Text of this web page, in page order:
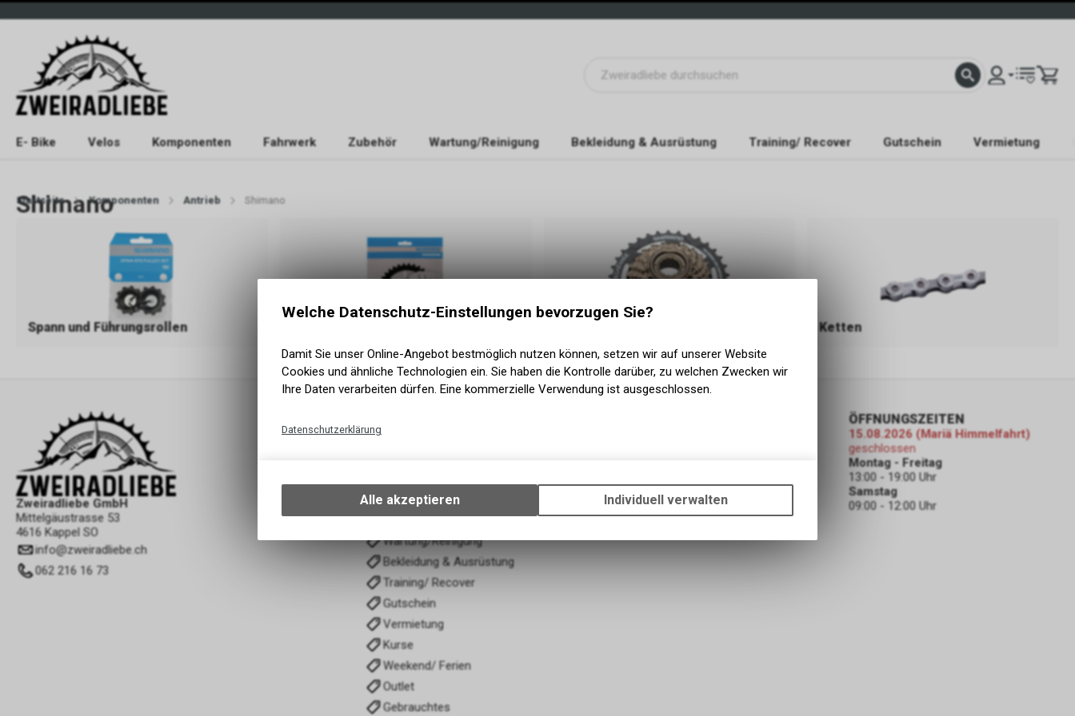
E- Bike Velos Komponenten Fahrwerk Zubehör Wartung/Reinigung Bekleidung & Ausrüstung Training/ Recover Gutschein Vermietung
Startseite Komponenten Antrieb Shimano
Shimano
Spann und Führungsrollen Ketten
Zweiradliebe GmbH
Mittelgäustrasse 53
4616 Kappel SO
info@zweiradliebe.ch
062 216 16 73
Fahrwerk
Zubehör
Wartung/Reinigung
Bekleidung & Ausrüstung
Training/ Recover
Gutschein
Vermietung
Kurse
Weekend/ Ferien
Outlet
Gebrauchtes
ÖFFNUNGSZEITEN
15.08.2026 (Mariä Himmelfahrt)
geschlossen
Montag - Freitag
13:00 - 19:00 Uhr
Samstag
09:00 - 12:00 Uhr
Welche Datenschutz-Einstellungen bevorzugen Sie?
Damit Sie unser Online-Angebot bestmöglich nutzen können, setzen wir auf unserer Website
Cookies und ähnliche Technologien ein. Sie haben die Kontrolle darüber, zu welchen Zwecken wir
Ihre Daten verarbeiten dürfen. Eine kommerzielle Verwendung ist ausgeschlossen.
Datenschutzerklärung
Ihrem Gerät, um die grundlegenden Funktionen unseres Online-Angebots, wie die
Verwendung des Warenkorbs, zu ermöglichen. Bitte beachten Sie, dass die
zulassen.
Alle akzeptieren Individuell verwalten